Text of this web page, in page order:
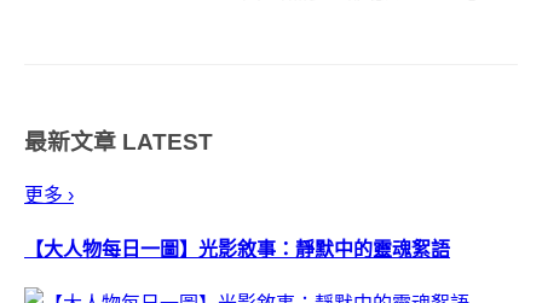
最新文章 LATEST
更多 ›
【大人物每日一圖】光影敘事：靜默中的靈魂絮語